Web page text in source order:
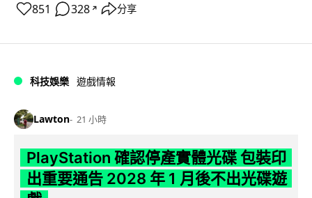
851 328 ↗ 分享
科技娛樂 遊戲情報
Lawton 21 小時
PlayStation 確認停產實體光碟 包裝印
出重要通告 2028 年 1 月後不出光碟遊